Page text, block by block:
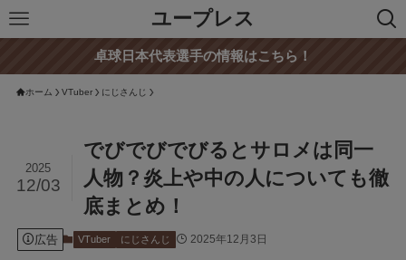
ユープレス
卓球日本代表選手の情報はこちら！
ホーム VTuber にじさんじ
でびでびでびるとサロメは同一
人物？炎上や中の人についても徹
底まとめ！
2025
12/03
広告 VTuber にじさんじ 2025年12月3日